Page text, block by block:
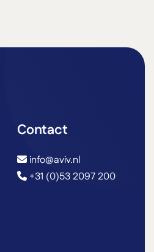
Contact
info@aviv.nl
+31 (0)53 2097 200